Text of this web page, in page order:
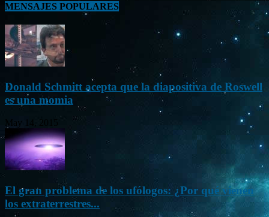
MENSAJES POPULARES
Donald Schmitt acepta que la diapositiva de Roswell
es una momia
May 14, 2015
El gran problema de los ufólogos: ¿Por qué vienen
los extraterrestres...